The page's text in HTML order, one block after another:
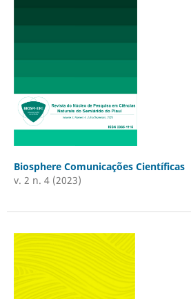
Biosphere Comunicações Científicas
v. 2 n. 4 (2023)